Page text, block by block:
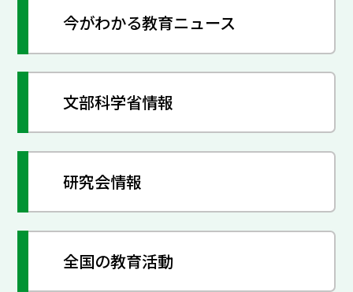
今がわかる教育ニュース
文部科学省情報
研究会情報
全国の教育活動